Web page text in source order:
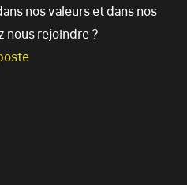
nos valeurs et dans nos
nous rejoindre ?